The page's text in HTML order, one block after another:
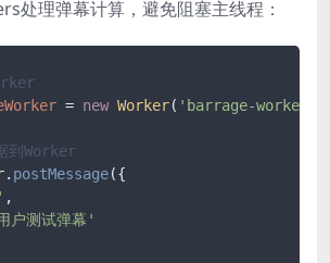
处理弹幕计算，避免阻塞主线程：
= new Worker( 'barrage-
到Worker
postMessage({
,
户测试弹幕'